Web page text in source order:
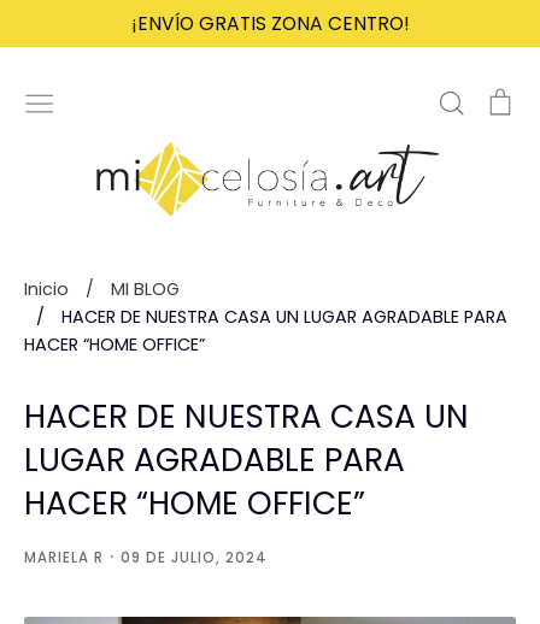
directamente
contenido
¡ENVÍO GRATIS ZONA CENTRO!
Buscar
Inicio /
MI BLOG
/
HACER DE NUESTRA CASA UN LUGAR AGRADABLE PARA
HACER “HOME OFFICE”
HACER DE NUESTRA CASA UN
LUGAR AGRADABLE PARA
HACER “HOME OFFICE”
MARIELA R · 09 DE JULIO, 2024